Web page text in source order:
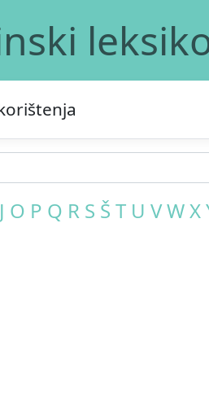
O P Q R S Š T U VWX